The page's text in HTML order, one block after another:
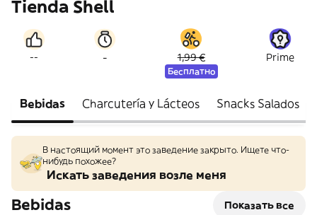
Tienda Shell
-- - 1,99 €
Бесплатно
Prime
Bebidas Charcutería y Lácteos Snacks Salados
В настоящий момент это заведение закрыто. Ищете что-
нибудь похожее?
Искать заведения возле меня
Bebidas Показать все